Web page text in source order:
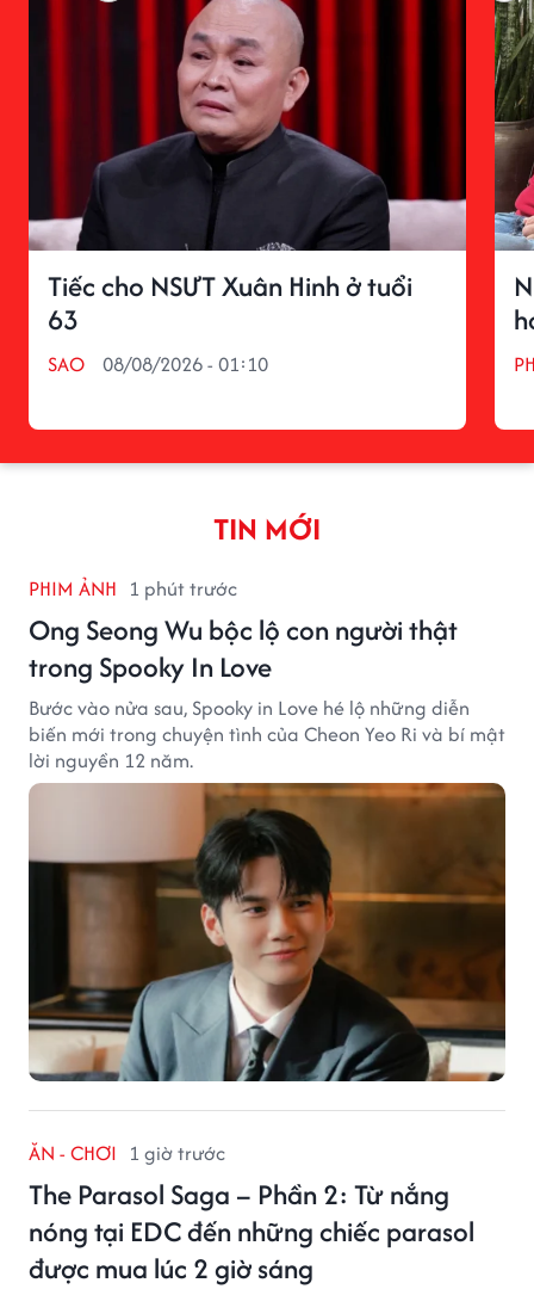
Tiếc cho NSƯT Xuân Hinh ở tuổi
63
SAO 08/08/2026 - 01:10
TIN MỚI
PHIM ẢNH 1 phút trước
Ong Seong Wu bộc lộ con người thật
trong Spooky In Love
Bước vào nửa sau, Spooky in Love hé lộ những diễn
biến mới trong chuyện tình của Cheon Yeo Ri và bí mật
lời nguyền 12 năm.
ĂN - CHƠI 1 giờ trước
The Parasol Saga – Phần 2: Từ nắng
nóng tại EDC đến những chiếc parasol
được mua lúc 2 giờ sáng